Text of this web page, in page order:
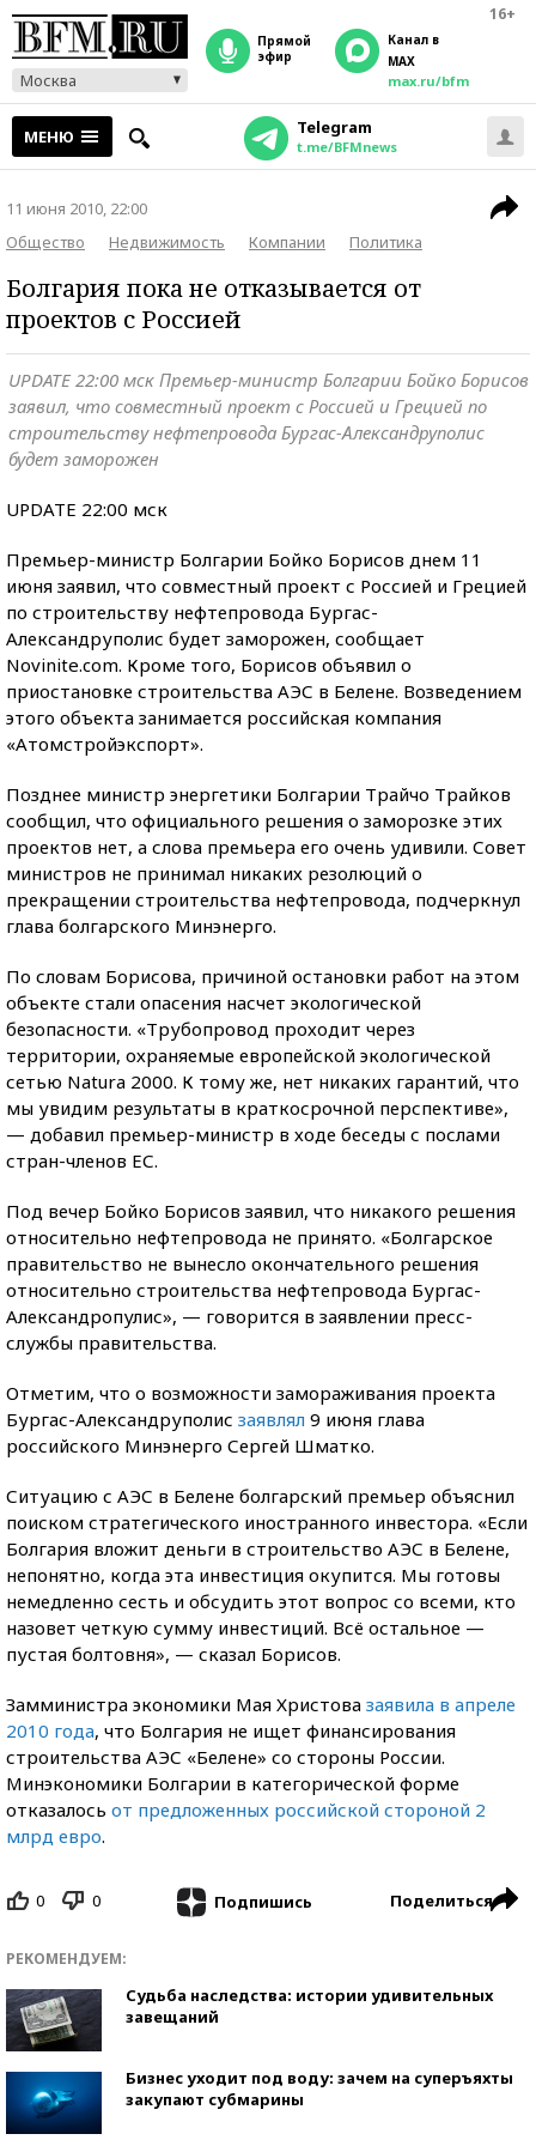
16+
Москва
прямой
эфир
Канал в
MAX
max.ru/bfm
МЕНЮ Telegram
t.me/BFMnews
11 июня 2010, 22:00
Общество
Недвижимость Компании Политика
Болгария пока не отказывается от
проектов с Россией
UPDATE 22:00 мск Премьер-министр Болгарии Бойко Борисов
заявил, что совместный проект с Россией и Грецией по
строительству нефтепровода Бургас-Александруполис
будет заморожен
UPDATE 22:00 мск
Премьер-министр Болгарии Бойко Борисов днем 11
июня заявил, что совместный проект с Россией и Грецией
по строительству нефтепровода Бургас-
Александруполис будет заморожен, сообщает
Novinite.com. Кроме того, Борисов объявил о
приостановке строительства АЭС в Белене. Возведением
этого объекта занимается российская компания
«Атомстройэкспорт».
Позднее министр энергетики Болгарии Трайчо Трайков
сообщил, что официального решения о заморозке этих
проектов нет, а слова премьера его очень удивили. Совет
министров не принимал никаких резолюций о
прекращении строительства нефтепровода, подчеркнул
глава болгарского Минэнерго.
По словам Борисова, причиной остановки работ на этом
объекте стали опасения насчет экологической
безопасности. «Трубопровод проходит через
территории, охраняемые европейской экологической
сетью Natura 2000. К тому же, нет никаких гарантий, что
мы увидим результаты в краткосрочной перспективе»,
— добавил премьер-министр в ходе беседы с послами
стран-членов ЕС.
Под вечер Бойко Борисов заявил, что никакого решения
относительно нефтепровода не принято. «Болгарское
правительство не вынесло окончательного решения
относительно строительства нефтепровода Бургас-
Александропулис», — говорится в заявлении пресс-
службы правительства.
Отметим, что о возможности замораживания проекта
Бургас-Александруполис заявлял 9 июня глава
российского Минэнерго Сергей Шматко.
Ситуацию с АЭС в Белене болгарский премьер объяснил
поиском стратегического иностранного инвестора. «Если
Болгария вложит деньги в строительство АЭС в Белене,
непонятно, когда эта инвестиция окупится. Мы готовы
немедленно сесть и обсудить этот вопрос со всеми, кто
назовет четкую сумму инвестиций. Всё остальное —
пустая болтовня», — сказал Борисов.
Замминистра экономики Мая Христова заявила в апреле
2010 года, что Болгария не ищет финансирования
строительства АЭС «Белене» со стороны России.
Минэкономики Болгарии в категорической форме
отказалось от предложенных российской стороной 2
млрд евро.
0 0 Подпишись Поделиться
РЕКОМЕНДУЕМ:
Судьба наследства: истории удивительных
завещаний
Бизнес уходит под воду: зачем на суперъяхты
закупают субмарины